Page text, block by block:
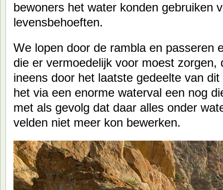
bewoners het water konden gebruiken
levensbehoeften.
We lopen door de rambla en passeren
die er vermoedelijk voor moest zorgen,
ineens door het laatste gedeelte van
het via een enorme waterval een nog
met als gevolg dat daar alles onder
velden niet meer kon bewerken.